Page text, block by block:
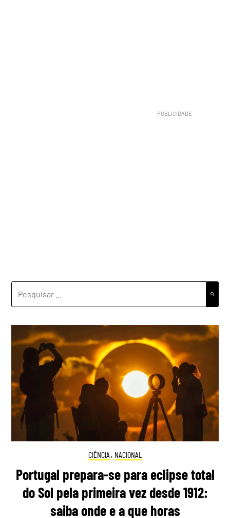
CIÊNCIA , NACIONAL
Portugal prepara-se para eclipse total
do Sol pela primeira vez desde 1912:
saiba onde e a que horas